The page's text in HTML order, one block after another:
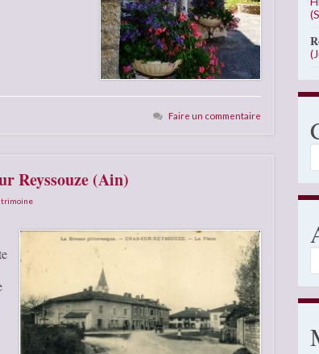
Faire un commentaire
Reyssouze (Ain)